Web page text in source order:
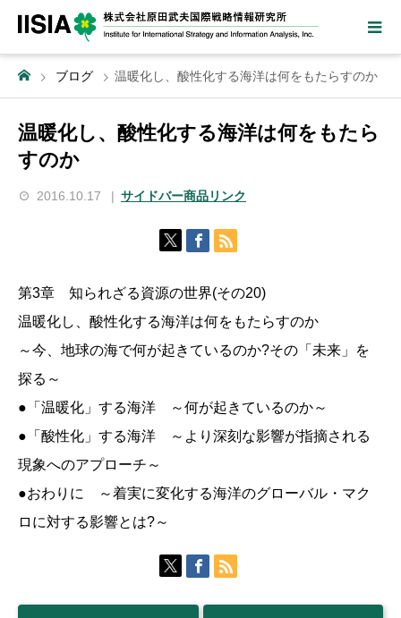
ブログ 温暖化し、酸性化する海洋は何をもたらすのか
温暖化し、酸性化する海洋は何をもたら
すのか
2016.10.17 サイドバー商品リンク
第3章 知られざる資源の世界(その20)
温暖化し、酸性化する海洋は何をもたらすのか
～今、地球の海で何が起きているのか?その「未来」を
探る～
●「温暖化」する海洋 ～何が起きているのか～
●「酸性化」する海洋 ～より深刻な影響が指摘される
現象へのアプローチ～
●おわりに ～着実に変化する海洋のグローバル・マク
ロに対する影響とは?～